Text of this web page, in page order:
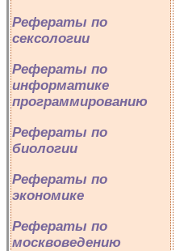
Рефераты по
сексологии
Рефераты по
информатике
программированию
Рефераты по
биологии
Рефераты по
экономике
Рефераты по
москвоведению